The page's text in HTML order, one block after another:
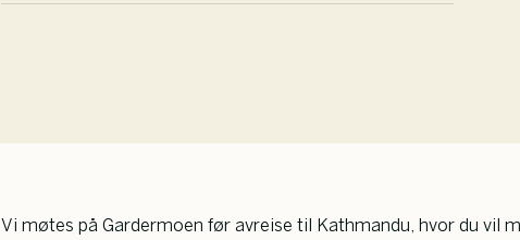
Vi møtes på Gardermoen før avreise til Kathmandu, hvor du vil